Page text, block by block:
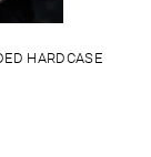
HARDCASE